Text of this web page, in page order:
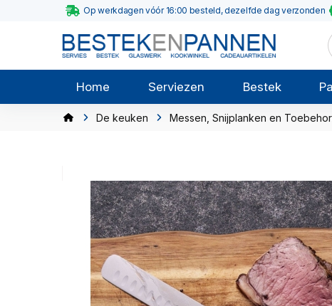
Op werkdagen vóór 16:00 besteld, dezelfde dag verzonden
Home Serviezen Bestek
De keuken Messen, Snijplanken en